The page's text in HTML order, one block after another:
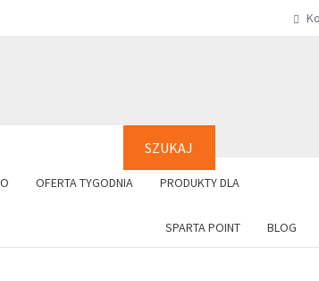
SZUKAJ
OFERTA TYGODNIA PRODUKTY DLA
SPARTA POINT BLOG
+48 61